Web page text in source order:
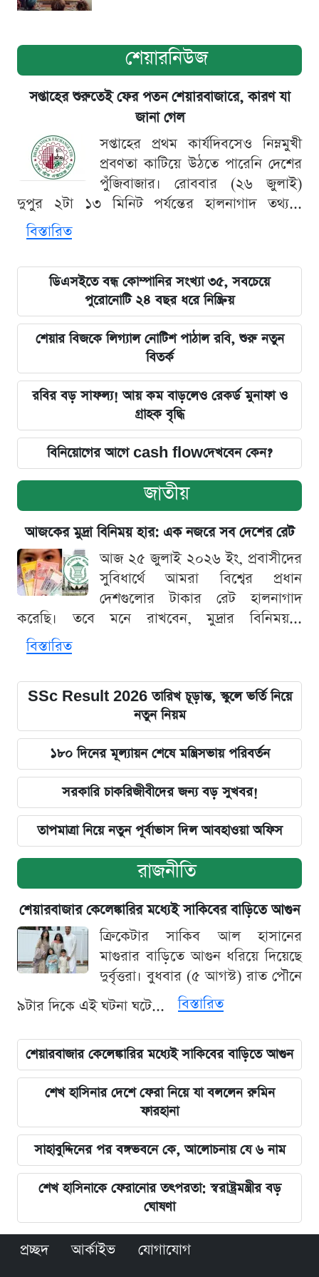
শেয়ারনিউজ
সপ্তাহের শুরুতেই ফের পতন শেয়ারবাজারে, কারণ যা
জানা গেল
সপ্তাহের প্রথম কার্যদিবসেও নিম্নমুখী
প্রবণতা কাটিয়ে উঠতে পারেনি দেশের
পুঁজিবাজার। রোববার (২৬ জুলাই)
দুপুর ২টা ১৩ মিনিট পর্যন্তের হালনাগাদ তথ্য...
বিস্তারিত
ডিএসইতে বন্ধ কোম্পানির সংখ্যা ৩৫, সবচেয়ে
পুরোনোটি ২৪ বছর ধরে নিষ্ক্রিয়
শেয়ার বিজকে লিগ্যাল নোটিশ পাঠাল রবি, শুরু নতুন
বিতর্ক
রবির বড় সাফল্য! আয় কম বাড়লেও রেকর্ড মুনাফা ও
গ্রাহক বৃদ্ধি
বিনিয়োগের আগে cash flowদেখবেন কেন?
জাতীয়
আজকের মুদ্রা বিনিময় হার: এক নজরে সব দেশের রেট
আজ ২৫ জুলাই ২০২৬ ইং, প্রবাসীদের
সুবিধার্থে আমরা বিশ্বের প্রধান
দেশগুলোর টাকার রেট হালনাগাদ
করেছি। তবে মনে রাখবেন, মুদ্রার বিনিময়...
বিস্তারিত
SSc Result 2026 তারিখ চূড়ান্ত, স্কুলে ভর্তি নিয়ে
নতুন নিয়ম
১৮০ দিনের মূল্যায়ন শেষে মন্ত্রিসভায় পরিবর্তন
সরকারি চাকরিজীবীদের জন্য বড় সুখবর!
তাপমাত্রা নিয়ে নতুন পূর্বাভাস দিল আবহাওয়া অফিস
রাজনীতি
শেয়ারবাজার কেলেঙ্কারির মধ্যেই সাকিবের বাড়িতে আগুন
ক্রিকেটার সাকিব আল হাসানের
মাগুরার বাড়িতে আগুন ধরিয়ে দিয়েছে
দুর্বৃত্তরা। বুধবার (৫ আগস্ট) রাত পৌনে
৯টার দিকে এই ঘটনা ঘটে...
বিস্তারিত
শেয়ারবাজার কেলেঙ্কারির মধ্যেই সাকিবের বাড়িতে আগুন
শেখ হাসিনার দেশে ফেরা নিয়ে যা বললেন রুমিন
ফারহানা
সাহাবুদ্দিনের পর বঙ্গভবনে কে, আলোচনায় যে ৬ নাম
শেখ হাসিনাকে ফেরানোর তৎপরতা: স্বরাষ্ট্রমন্ত্রীর বড়
ঘোষণা
প্রচ্ছদ আর্কাইভ যোগাযোগ